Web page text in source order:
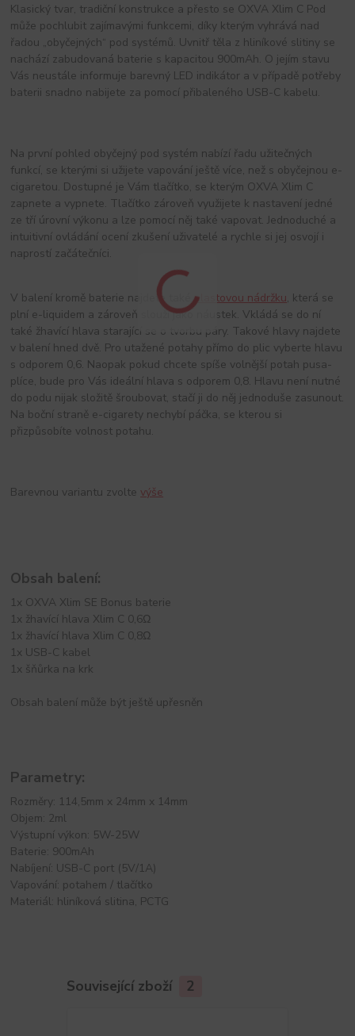
Klasický tvar, tradiční konstrukce a přesto se OXVA Xlim C Pod
může pochlubit zajímavými funkcemi, díky kterým vyhrává nad
řadou „obyčejných“ pod systémů. Uvnitř těla z hliníkové slitiny se
nachází zabudovaná baterie s kapacitou 900mAh. O jejím stavu
Vás neustále informuje barevný LED indikátor a v případě potřeby
baterii snadno nabijete za pomocí přibaleného USB-C kabelu.
Na první pohled obyčejný pod systém nabízí řadu užitečných
funkcí, se kterými si užijete vapování ještě více, než s obyčejnou e-
cigaretou. Dostupné je Vám tlačítko, se kterým OXVA Xlim C
zapnete a vypnete. Tlačítko zároveň využijete k nastavení jedné
ze tří úrovní výkonu a lze pomocí něj také vapovat. Jednoduché a
intuitivní ovládání ocení zkušení uživatelé a rychle si jej osvojí i
naprostí začátečníci.
V balení kromě baterie najdete taképlastovou nádržku, která se
plní e-liquidem a zároveň slouží jako náustek. Vkládá se do ní
také žhavící hlava starající se o tvorbu páry. Takové hlavy najdete
v balení hned dvě. Pro utažené potahy přímo do plic vyberte hlavu
s odporem 0,6. Naopak pokud chcete spíše volnější potah pusa-
plíce, bude pro Vás ideální hlava s odporem 0,8. Hlavu není nutné
do podu nijak složitě šroubovat, stačí ji do něj jednoduše zasunout.
Na boční straně e-cigarety nechybí páčka, se kterou si
přizpůsobíte volnost potahu.
Barevnou variantu zvoltevýše
Obsah balení:
1x OXVA Xlim SE Bonus baterie
1x žhavící hlava Xlim C 0,6Ω
1x žhavící hlava Xlim C 0,8Ω
1x USB-C kabel
1x šňůrka na krk
Obsah balení může být ještě upřesněn
Parametry:
Rozměry: 114,5mm x 24mm x 14mm
Objem: 2ml
Výstupní výkon: 5W-25W
Baterie: 900mAh
Nabíjení: USB-C port (5V/1A)
Vapování: potahem / tlačítko
Materiál: hliníková slitina, PCTG
Související zboží 2